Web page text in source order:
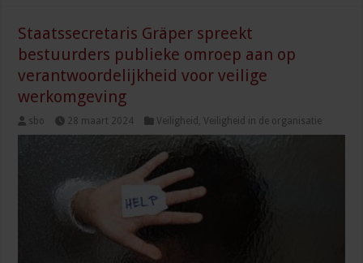
Staatssecretaris Gräper spreekt
bestuurders publieke omroep aan op
verantwoordelijkheid voor veilige
werkomgeving
sbo 28 maart 2024 Veiligheid ,Veiligheid in de organisatie